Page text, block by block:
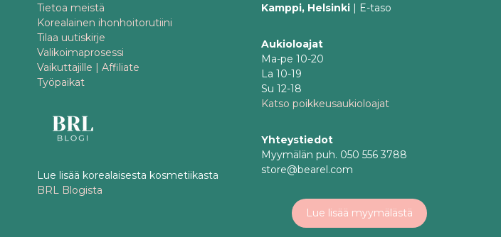
Tietoa meistä
Korealainen ihonhoitorutiini
Tilaa uutiskirje
Valikoimaprosessi
Vaikuttajille | Affiliate
Työpaikat
Lue lisää korealaisesta kosmetiikasta
BRL Blogista
Kamppi, Helsinki | E-taso
Aukioloajat
Ma-pe 10-20
La 10-19
Su 12-18
Katso poikkeusaukioloajat
Yhteystiedot
Myymälän puh. 050 556 3788
store@bearel.com
Lue lisää myymälästä